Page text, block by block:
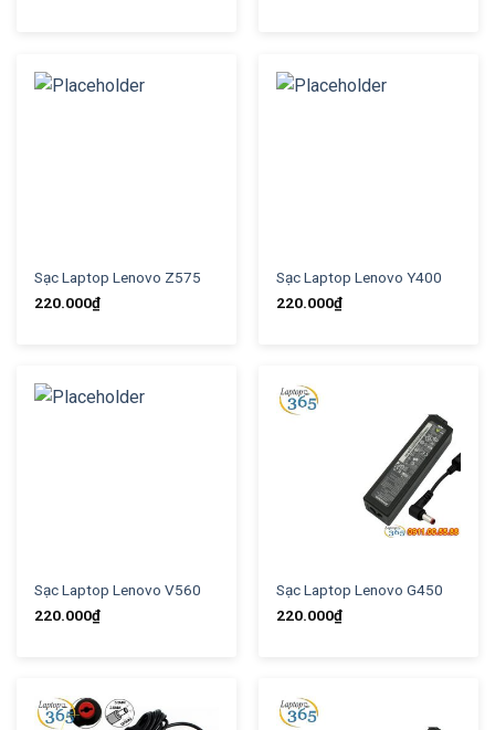
Sạc Laptop Lenovo Z575
220.000₫
Sạc Laptop Lenovo Y400
220.000₫
Sạc Laptop Lenovo V560
220.000₫
Sạc Laptop Lenovo G450
220.000₫